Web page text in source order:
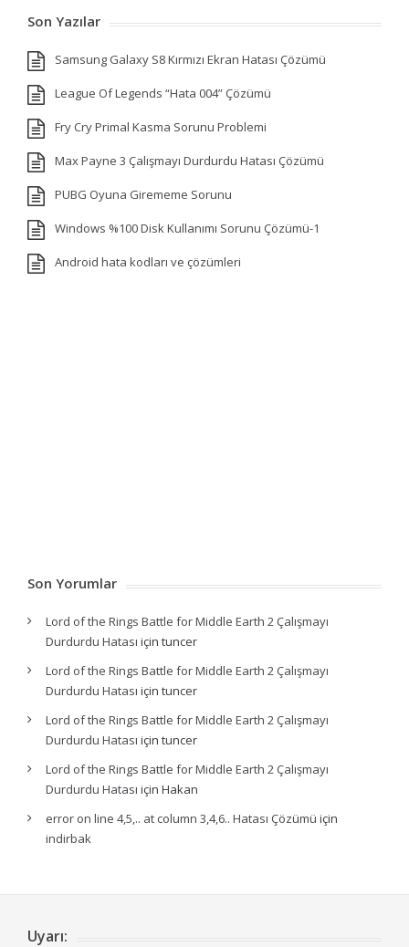
Son Yazılar
Samsung Galaxy S8 Kırmızı Ekran Hatası Çözümü
League Of Legends “Hata 004” Çözümü
Fry Cry Primal Kasma Sorunu Problemi
Max Payne 3 Çalışmayı Durdurdu Hatası Çözümü
PUBG Oyuna Girememe Sorunu
Windows %100 Disk Kullanımı Sorunu Çözümü-1
Android hata kodları ve çözümleri
Son Yorumlar
Lord of the Rings Battle for Middle Earth 2 Çalışmayı
Durdurdu Hatası için tuncer
Lord of the Rings Battle for Middle Earth 2 Çalışmayı
Durdurdu Hatası için tuncer
Lord of the Rings Battle for Middle Earth 2 Çalışmayı
Durdurdu Hatası için tuncer
Lord of the Rings Battle for Middle Earth 2 Çalışmayı
Durdurdu Hatası için Hakan
error on line 4,5,.. at column 3,4,6.. Hatası Çözümü için
indirbak
Uyarı: